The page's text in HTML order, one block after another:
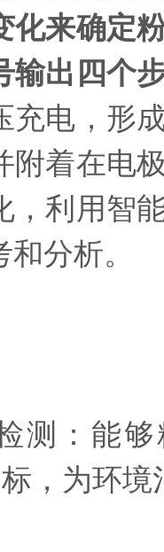
化来确定
输出四个
充电，形
附着在电
，利用智
分析。
：能够
，为环